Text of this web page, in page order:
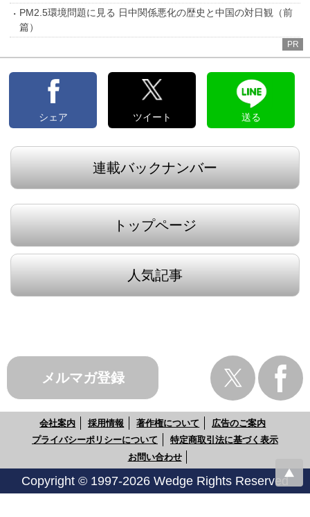
PM2.5環境問題に見る 日中関係悪化の歴史と中国の対日観（前
篇）
PR
シェア ツイート 送る
連載バックナンバー
トップページ
人気記事
メルマガ登録
会社案内 採用情報 著作権について
広告のご案内
プライバシーポリシーについて
特定商取引法に基づく表示
お問い合わせ
Copyright © 1997-2026 Wedge Rights Reserved